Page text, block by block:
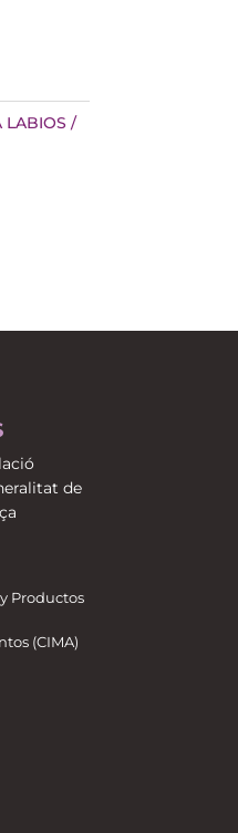
LABIOS /
de
Productos
(CIMA)